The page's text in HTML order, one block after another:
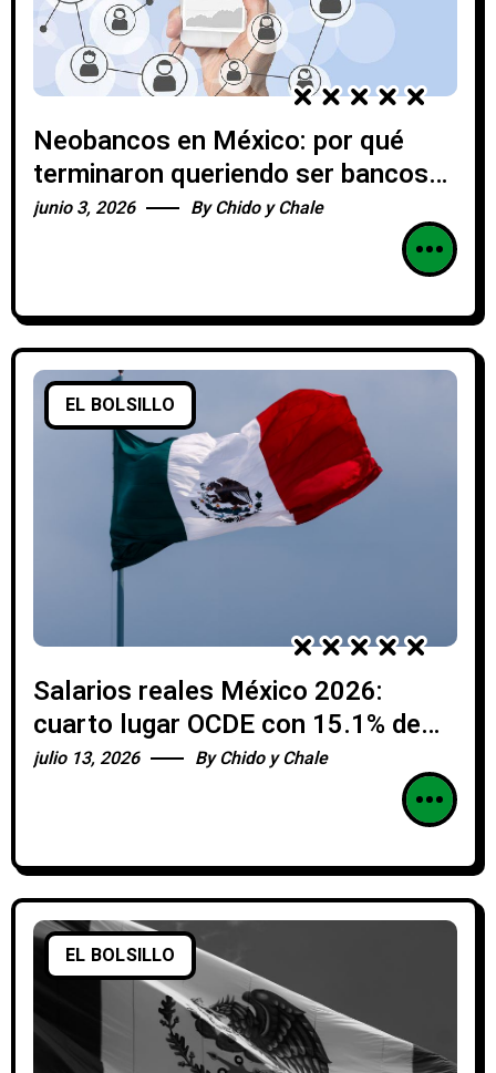
Neobancos en México: por qué
terminaron queriendo ser bancos
de verdad
junio 3, 2026 ByChido y Chale
EL BOLSILLO
Salarios reales México 2026:
cuarto lugar OCDE con 15.1% de
alza
julio 13, 2026 ByChido y Chale
EL BOLSILLO